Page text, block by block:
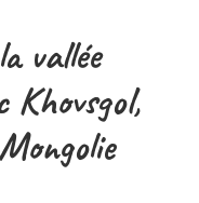
vallée
Khovsgol,